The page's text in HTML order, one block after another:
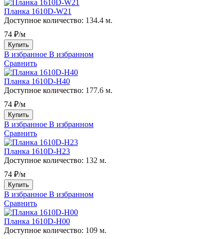
Планка 1610D-W21
Доступное количество: 134.4 м.
74 ₽/м
Купить
В избранное В избранном
Сравнить
Планка 1610D-H40
Доступное количество: 177.6 м.
74 ₽/м
Купить
В избранное В избранном
Сравнить
Планка 1610D-H23
Доступное количество: 132 м.
74 ₽/м
Купить
В избранное В избранном
Сравнить
Планка 1610D-H00
Доступное количество: 109 м.